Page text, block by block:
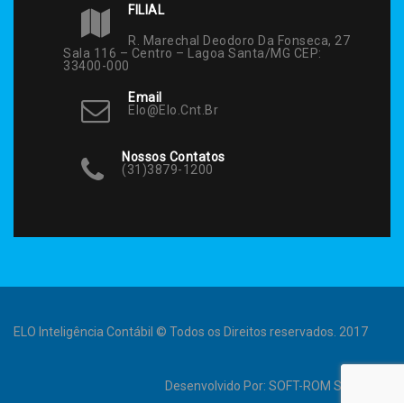
FILIAL
R. Marechal Deodoro Da Fonseca, 27
Sala 116 – Centro – Lagoa Santa/MG CEP:
33400-000
Email
Elo@elo.cnt.br
Nossos Contatos
(31)3879-1200
ELO Inteligência Contábil © Todos os Direitos reservados. 2017
Desenvolvido Por: SOFT-ROM Sistemas